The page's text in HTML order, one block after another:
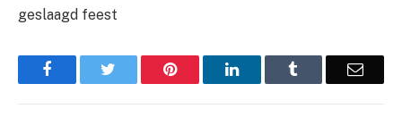
geslaagd feest
Facebook Pinterest LinkedIn Email